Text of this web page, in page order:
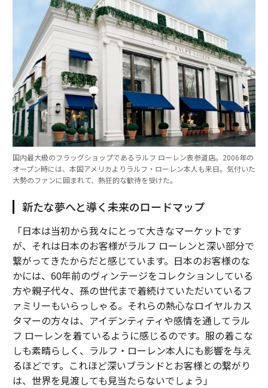
国内最大級のフラッグショップであるラルフ ローレン表参道店。2006年の
オープン時には、本国アメリカよりラルフ・ローレン本人も来日。気付いた
大勢のファンに囲まれて、熱狂的な歓待を受けた。
新たな夢へと導く未来のロードマップ
「日本は当初から我々にとって大きなマーケットです
が、それは日本のお客様がラルフ ローレンと深い部分で
繋がってきたからだと感じています。日本のお客様のな
かには、60年前のヴィンテージをコレクションしている
方や親子代々、孫の世代まで着続けていただいているフ
ァミリーもいらっしゃる。それらの熱心なロイヤルカス
タマーの方々は、アイデンティティや感情を通してラル
フ ローレンを着ているように感じるのです。服の着こな
しも素晴らしく、ラルフ・ローレン本人にも影響を与え
るほどです。これほど深いブランドとお客様との繋がり
は、世界を見渡しても見当たらないでしょう」